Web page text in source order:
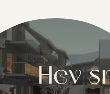
Hev